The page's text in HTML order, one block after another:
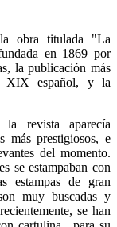
obra titulada "La
en 1869 por
la publicación más
XIX español, y la
revista aparecía
más prestigiosos, e
del momento.
se estampaban con
estampas de gran
muy buscadas y
se han